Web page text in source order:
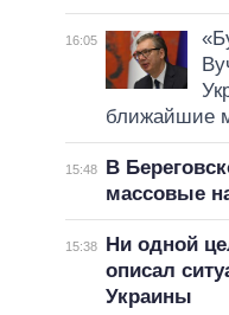
16:05
ближайшие
15:48
В
массовые
15:38
Ни одной
описал
Украины